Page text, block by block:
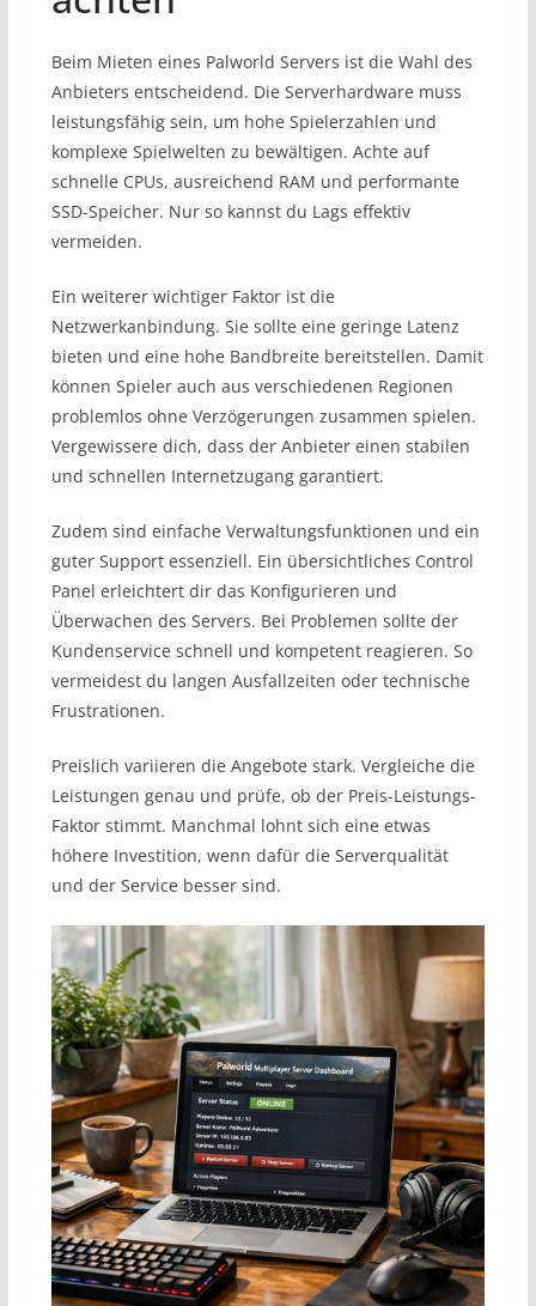
Beim Mieten eines Palworld Servers ist die Wahl des
Anbieters entscheidend. Die Serverhardware muss
leistungsfähig sein, um hohe Spielerzahlen und
komplexe Spielwelten zu bewältigen. Achte auf
schnelle CPUs, ausreichend RAM und performante
SSD-Speicher. Nur so kannst du Lags effektiv
vermeiden.
Ein weiterer wichtiger Faktor ist die
Netzwerkanbindung. Sie sollte eine geringe Latenz
bieten und eine hohe Bandbreite bereitstellen. Damit
können Spieler auch aus verschiedenen Regionen
problemlos ohne Verzögerungen zusammen spielen.
Vergewissere dich, dass der Anbieter einen stabilen
und schnellen Internetzugang garantiert.
Zudem sind einfache Verwaltungsfunktionen und ein
guter Support essenziell. Ein übersichtliches Control
Panel erleichtert dir das Konfigurieren und
Überwachen des Servers. Bei Problemen sollte der
Kundenservice schnell und kompetent reagieren. So
vermeidest du langen Ausfallzeiten oder technische
Frustrationen.
Preislich variieren die Angebote stark. Vergleiche die
Leistungen genau und prüfe, ob der Preis-Leistungs-
Faktor stimmt. Manchmal lohnt sich eine etwas
höhere Investition, wenn dafür die Serverqualität
und der Service besser sind.